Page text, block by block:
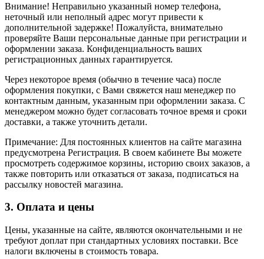
Внимание! Неправильно указанный номер телефона,
неточный или неполный адрес могут привести к
дополнительной задержке! Пожалуйста, внимательно
проверяйте Ваши персональные данные при регистрации и
оформлении заказа. Конфиденциальность ваших
регистрационных данных гарантируется.
Через некоторое время (обычно в течение часа) после
оформления покупки, с Вами свяжется наш менеджер по
контактным данным, указанным при оформлении заказа. С
менеджером можно будет согласовать точное время и сроки
доставки, а также уточнить детали.
Примечание: Для постоянных клиентов на сайте магазина
предусмотрена Регистрация. В своем кабинете Вы можете
просмотреть содержимое корзины, историю своих заказов, а
также повторить или отказаться от заказа, подписаться на
рассылку новостей магазина.
3. Оплата и цены
Цены, указанные на сайте, являются окончательными и не
требуют доплат при стандартных условиях поставки. Все
налоги включены в стоимость товара.